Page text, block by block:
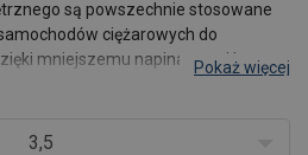
są powszechnie stosowane
ciężarowych do
mniejszemu napinaczowi i
komponenty są testowane i
Pokaż więcej
3,5